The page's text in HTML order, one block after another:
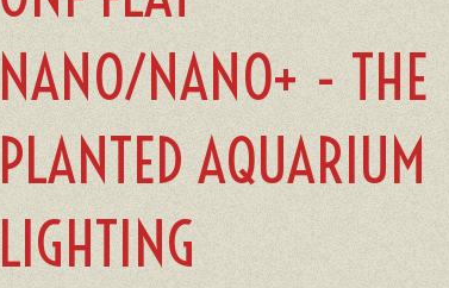
NANO/NANO+ - THE
PLANTED AQUARIUM
LIGHTING